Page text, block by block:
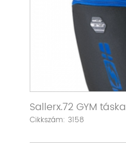
Sallerx.72 GYM táska
Cikkszám: 3158